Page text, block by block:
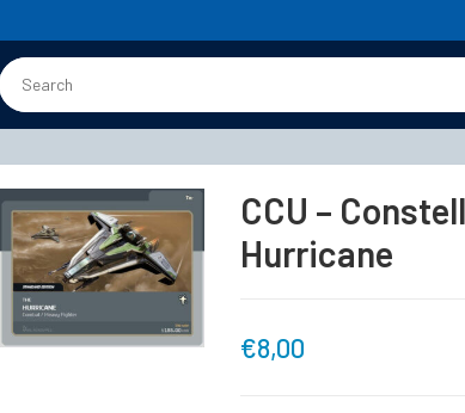
CCU –
Hurricane
€8,00